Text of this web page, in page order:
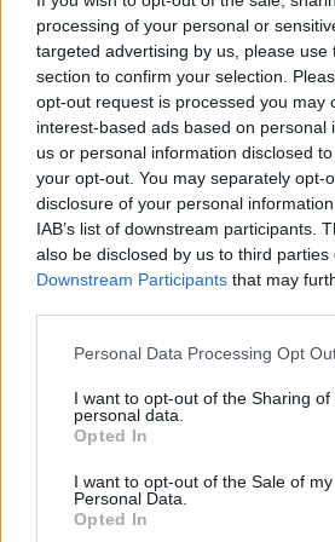
processing of your personal or
targeted advertising by us, please use
section to confirm your selection.
opt-out request is processed you may
interest-based ads based on personal
us or personal information disclosed
your opt-out. You may separately opt-
disclosure of your personal
IAB’s list of downstream participants.
also be disclosed by us to third parties
Downstream Participants that may
Personal Data Processing Opt
I want to opt-out of the Sharing of
personal data.
Opted In
I want to opt-out of the Sale of my
Personal Data.
Opted In
Από τους πιο όμορφους και
μπορείς να κλείσεις
τηλεφωνικά, διαδυκτιακά ή
Δηλώνει πραγματικό νοιάξιμο
τον συνομιλητή. Τόσο πιο
ξερό «Γεια».
6. Ενημερώστε με, παρακαλώ, αν χρειάζεστε
Η προσφορά για βοήθεια και οι
υπόλοιπο της ημέρας
ευγενικό κλείσιμο. Α